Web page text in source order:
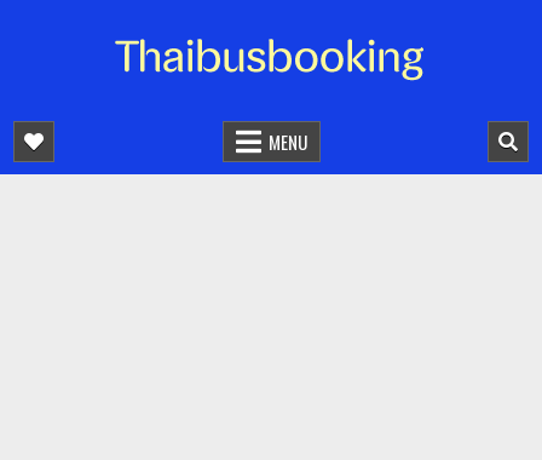
จองตั๋วรถออนไลน์ 24 ชั่วโมง
MENU